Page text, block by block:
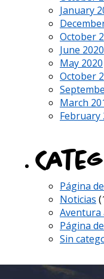
January
October
June 2020
May 2020
October
March
February
Página
Noticias
Aventura
Página
Sin